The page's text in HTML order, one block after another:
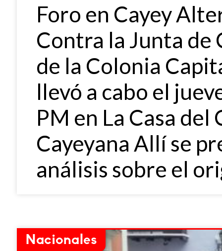
Foro en Cayey
Contra la Junta de
de la Colonia
llevó a cabo el
PM en La Casa
Cayeyana Allí se
análisis sobre el
Nacionales